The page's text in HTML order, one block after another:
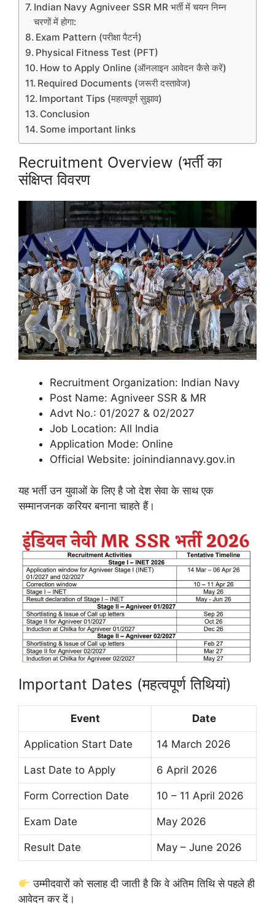
Indian Navy Agniveer SSR MR भर्ती में चयन निम्न
चरणों में होगा:
Exam Pattern (परीक्षा पैटर्न)
Physical Fitness Test (PFT)
How to Apply Online (ऑनलाइन आवेदन कैसे करें)
Required Documents (जरूरी दस्तावेज)
Important Tips (महत्वपूर्ण सुझाव)
Conclusion
Some important links
Recruitment Overview (भर्ती का
संक्षिप्त विवरण
Recruitment Organization: Indian Navy
Post Name: Agniveer SSR & MR
Advt No.: 01/2027 & 02/2027
Job Location: All India
Application Mode: Online
Official Website: joinindiannavy.gov.in
यह भर्ती उन युवाओं के लिए है जो देश सेवा के साथ एक
सम्मानजनक करियर बनाना चाहते हैं।
Important Dates (महत्वपूर्ण तिथियां)
Event Date
Application Start Date 14 March 2026
Last Date to Apply 6 April 2026
Form Correction Date 10 – 11 April 2026
Exam Date May 2026
Result Date May – June 2026
उम्मीदवारों को सलाह दी जाती है कि वे अंतिम तिथि से पहले ही
आवेदन कर दें।